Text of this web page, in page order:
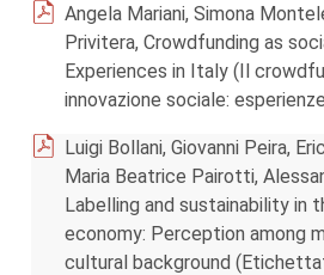
Angela Mariani, Simona
Privitera, Crowdfunding as
Experiences in Italy (Il
innovazione sociale:
Luigi Bollani, Giovanni Peira,
Maria Beatrice Pairotti,
Labelling and sustainability in
economy: Perception among
cultural background